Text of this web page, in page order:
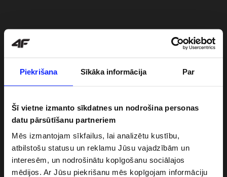
Piekrišana Sīkāka informācija Par
Šī vietne izmanto sīkdatnes un nodrošina personas
datu pārsūtīšanu partneriem
Mēs izmantojam sīkfailus, lai analizētu kustību,
atbilstošu statusu un reklamu Jūsu vajadzībām un
interesēm, un nodrošinātu kopīgošanu sociālajos
mēdijos. Ar Jūsu piekrišanu mēs kopīgojam informāciju